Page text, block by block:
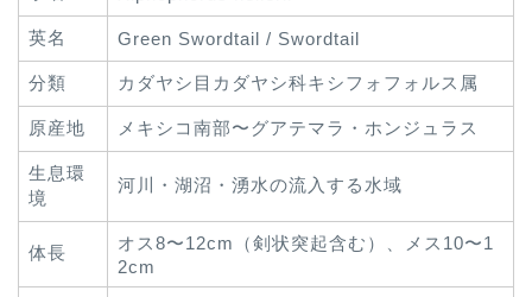
英名 Green Swordtail / Swordtail
分類 カダヤシ目カダヤシ科キシフォフォルス属
原産地 メキシコ南部〜グアテマラ・ホンジュラス
生息環
境
河川・湖沼・湧水の流入する水域
体長
オス8〜12cm（剣状突起含む）、メス10〜1
2cm